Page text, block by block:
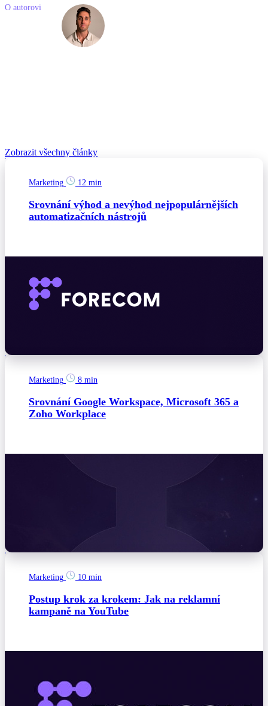
O autorovi
Zobrazit všechny články
Marketing 12 min
Srovnání výhod a nevýhod nejpopulárnějších
automatizačních nástrojů
Marketing 8 min
Srovnání Google Workspace, Microsoft 365 a
Zoho Workplace
Marketing 10 min
Postup krok za krokem: Jak na reklamní
kampaně na YouTube